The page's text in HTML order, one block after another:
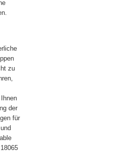
zu
der
für